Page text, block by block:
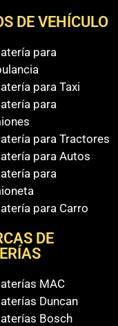
DE VEHÍCULO
para
para Taxi
para
para Tractores
para Autos
para
para Carro
DE
MAC
Duncan
Bosch